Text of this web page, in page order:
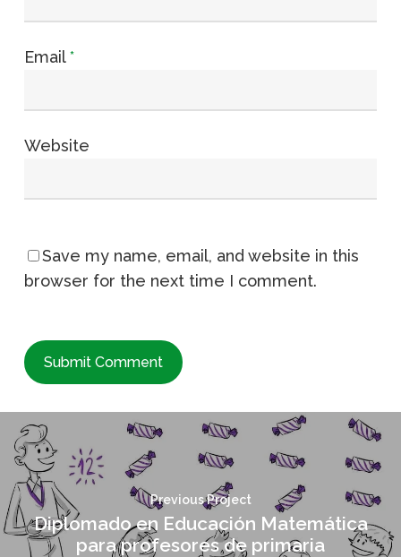
Email*
Website
Save my name, email, and website in this
browser for the next time I comment.
Previous Project
Diplomado en Educación Matemática
para profesores de primaria